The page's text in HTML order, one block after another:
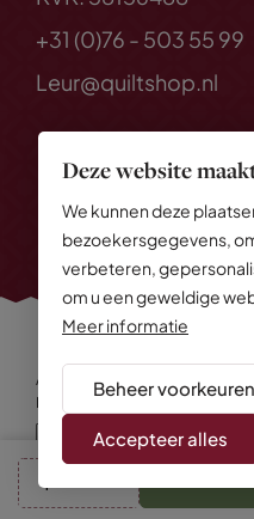
Deze website
We kunnen deze
bezoekersgegevens,
verbeteren,
om u een geweldige
Meer informatie
Beheer voorkeuren
Accepteer alles
+31 (0)76 - 503 55 99
Leur@quiltshop.nl
Alle rechten voorbehouden
Privacy Policy
Algemene